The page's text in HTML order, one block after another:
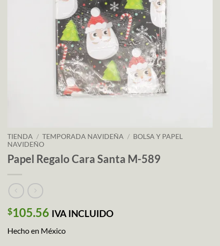
TIENDA / TEMPORADA NAVIDEÑA / BOLSA Y PAPEL
NAVIDEÑO
Papel Regalo Cara Santa M-589
$105.56 IVA INCLUIDO
Hecho en México